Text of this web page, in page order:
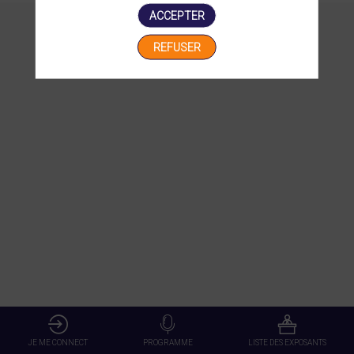
JE ME CONNECT PROGRAMME LISTE DES EXPOSANTS
ACCEPTER
REFUSER